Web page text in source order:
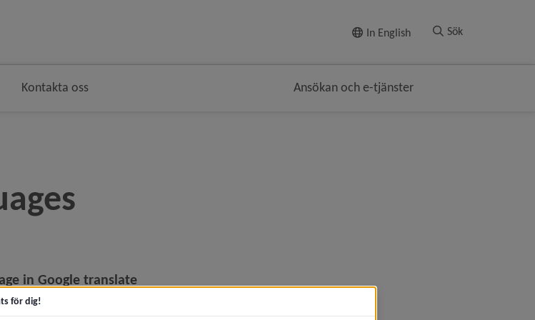
In English Sök
Kontakta oss Ansökan och e-tjänster
in Google translate
sida i Google Translate
för dig!